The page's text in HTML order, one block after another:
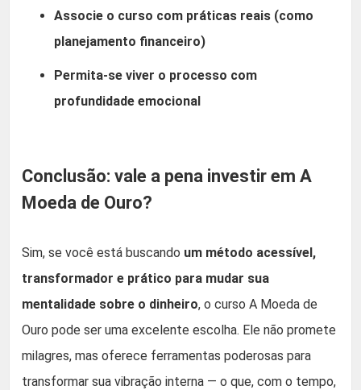
Associe o curso com práticas reais (como
planejamento financeiro)
Permita-se viver o processo com
profundidade emocional
Conclusão: vale a pena investir em A
Moeda de Ouro?
Sim, se você está buscando um método acessível,
transformador e prático para mudar sua
mentalidade sobre o dinheiro, o curso A Moeda de
Ouro pode ser uma excelente escolha. Ele não promete
milagres, mas oferece ferramentas poderosas para
transformar sua vibração interna — o que, com o tempo,